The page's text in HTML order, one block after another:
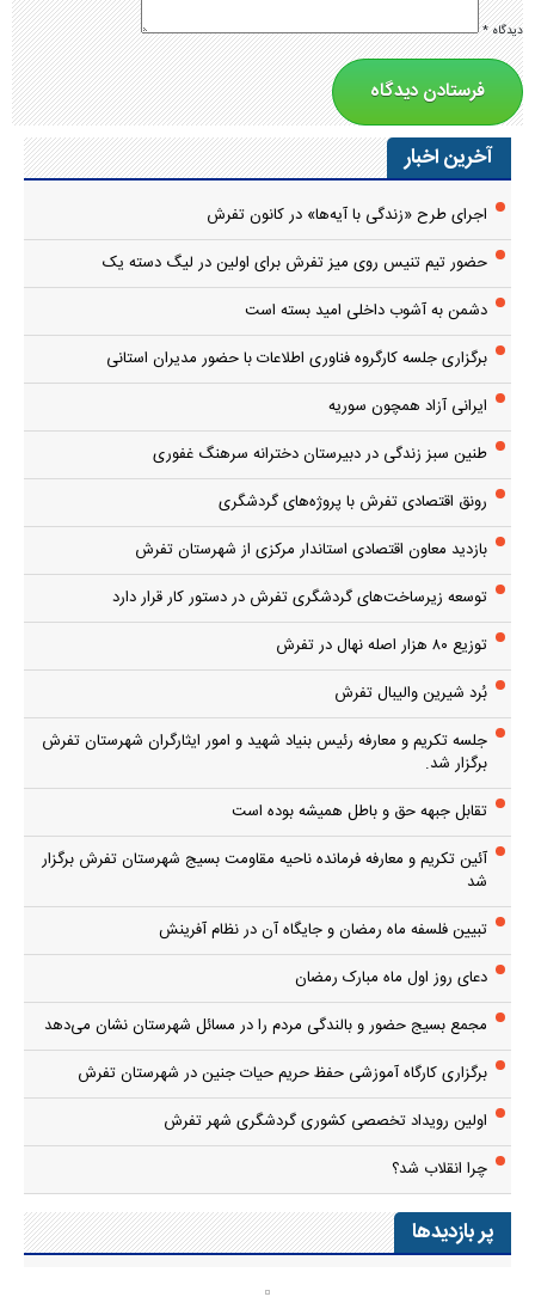
دیدگاه*
آخرین اخبار
اجرای طرح «زندگی با آیه‌ها» در کانون تفرش
حضور تیم تنیس روی میز تفرش برای اولین در لیگ دسته یک
دشمن به آشوب داخلی امید بسته است
برگزاری جلسه کارگروه فناوری اطلاعات با حضور مدیران استانی
ایرانی آزاد همچون سوریه
طنین سبز زندگی در دبیرستان دخترانه سرهنگ غفوری
رونق اقتصادی تفرش با پروژه‌های گردشگری
بازدید معاون اقتصادی استاندار مرکزی از شهرستان تفرش
توسعه زیرساخت‌های گردشگری تفرش در دستور کار قرار دارد
توزیع ۸۰ هزار اصله نهال در تفرش
بُرد شیرین والیبال تفرش
جلسه تکریم و معارفه رئیس بنیاد شهید و امور ایثارگران شهرستان تفرش
برگزار شد.
تقابل جبهه حق و باطل همیشه بوده است
آئین تکریم و معارفه فرمانده ناحیه مقاومت بسیج شهرستان تفرش برگزار
شد
تبیین فلسفه ماه رمضان و جایگاه آن در نظام آفرینش
دعای روز اول ماه مبارک رمضان
مجمع بسیج حضور و بالندگی مردم را در مسائل شهرستان نشان می‌دهد
برگزاری کارگاه آموزشی حفظ حریم حیات جنین در شهرستان تفرش
اولین رویداد تخصصی کشوری گردشگری شهر تفرش
چرا انقلاب شد؟
پر بازدیدها